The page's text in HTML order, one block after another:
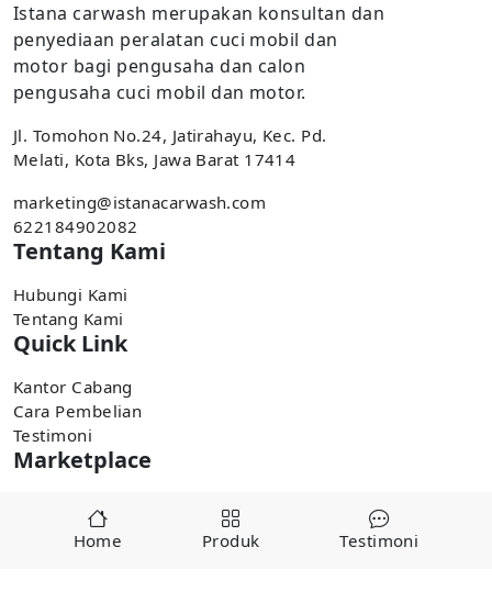
Home Produk Testimoni
Istana carwash merupakan konsultan dan
penyediaan peralatan cuci mobil dan
motor bagi pengusaha dan calon
pengusaha cuci mobil dan motor.
Jl. Tomohon No.24, Jatirahayu, Kec. Pd.
Melati, Kota Bks, Jawa Barat 17414
marketing@istanacarwash.com
622184902082
Tentang Kami
Hubungi Kami
Tentang Kami
Quick Link
Kantor Cabang
Cara Pembelian
Testimoni
Marketplace
Pembelian tersedia di marketplace,
Tokopedia